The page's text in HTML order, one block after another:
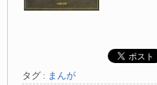
タグ : まんが